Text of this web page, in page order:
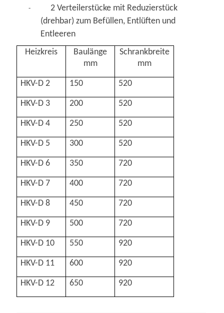
-
2 Verteilerstücke mit Reduzierstück
(drehbar) zum Befüllen, Entlüften und
Entleeren
Heizkreis
Baulänge
mm
Schrankbreite
mm
HKV-D 2 150 520
HKV-D 3 200 520
HKV-D 4 250 520
HKV-D 5 300 520
HKV-D 6 350 720
HKV-D 7 400 720
HKV-D 8 450 720
HKV-D 9 500 720
HKV-D 10 550 920
HKV-D 11 600 920
HKV-D 12 650 920